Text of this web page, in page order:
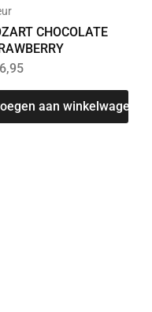
CHOCOLATE
aan winkelwagen